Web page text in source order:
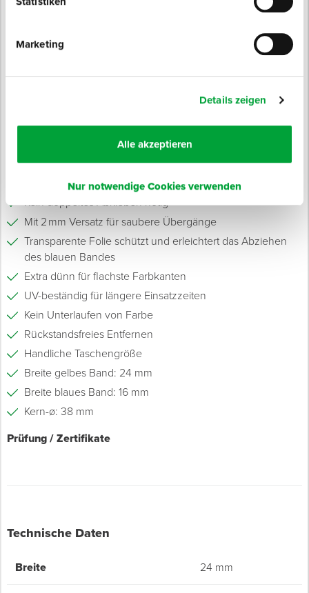
Marketing
Details zeigen
Alle akzeptieren
Nur notwendige Cookies verwenden
Zum langfristigen, einmaligen Abkleben vor Putz- und
Farbarbeiten
Farbe
Auch ideal für Abdichtarbeiten und Silikonfugen
Für Renovierungen, Sanierungen und Neubauten
Für Maler, Gipser, Trockenbauer und alle Profis am Bau
Für den Innen- und Außenbereich
Eigenschaften
2-lagiges Washi-Tape
Kein doppeltes Abkleben nötig
Mit 2 mm Versatz für saubere Übergänge
Transparente Folie schützt und erleichtert das Abziehen
des blauen Bandes
Extra dünn für flachste Farbkanten
UV-beständig für längere Einsatzzeiten
Kein Unterlaufen von Farbe
Rückstandsfreies Entfernen
Handliche Taschengröße
Breite gelbes Band: 24 mm
Breite blaues Band: 16 mm
Kern-ø: 38 mm
Prüfung / Zertifikate
Technische Daten
Breite 24 mm